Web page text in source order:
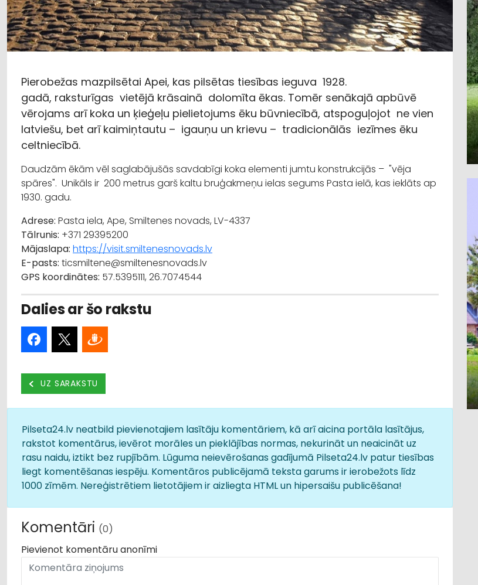
Pierobežas mazpilsētai Apei, kas pilsētas tiesības ieguva 1928.
gadā, raksturīgas vietējā krāsainā dolomīta ēkas. Tomēr senākajā apbūvē
vērojams arī koka un ķieģeļu pielietojums ēku būvniecībā, atspoguļojot ne vien
latviešu, bet arī kaimiņtautu – igauņu un krievu – tradicionālās iezīmes ēku
celtniecībā.
Daudzām ēkām vēl saglabājušās savdabīgi koka elementi jumtu konstrukcijās – "vēja
spāres". Unikāls ir 200 metrus garš kaltu bruģakmeņu ielas segums Pasta ielā, kas ieklāts ap
1930. gadu.
Adrese: Pasta iela, Ape, Smiltenes novads, LV-4337
Tālrunis: +371 29395200
Mājaslapa: https://visit.smiltenesnovads.lv
E-pasts: ticsmiltene@smiltenesnovads.lv
GPS koordinātes: 57.5395111, 26.7074544
Dalies ar šo rakstu
UZ SARAKSTU
Pilseta24.lv neatbild pievienotajiem lasītāju komentāriem, kā arī aicina portāla lasītājus,
rakstot komentārus, ievērot morāles un pieklājības normas, nekurināt un neaicināt uz
rasu naidu, iztikt bez rupjībām. Lūguma neievērošanas gadījumā Pilseta24.lv patur tiesības
liegt komentēšanas iespēju. Komentāros publicējamā teksta garums ir ierobežots līdz
1000 zīmēm. Nereģistrētiem lietotājiem ir aizliegta HTML un hipersaišu publicēšana!
Komentāri (0)
Pievienot komentāru anonīmi